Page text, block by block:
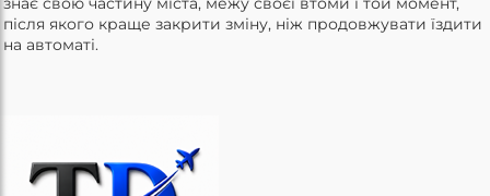
після якого краще закрити зміну, ніж продовжувати їздити
на автоматі.